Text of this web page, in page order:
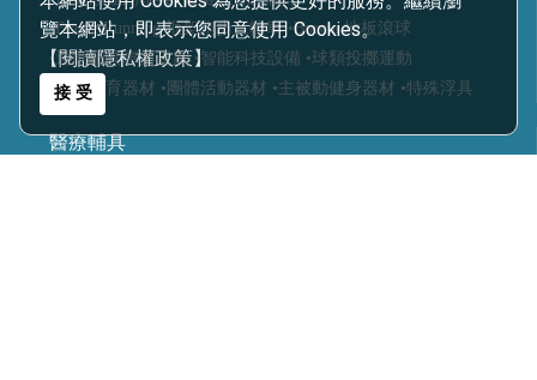
覽本網站，即表示您同意使用 Cookies。
【閱讀隱私權政策】
接 受
•Frame Running 框架跑步三輪車 •Boccia 地板滾球
•運動輔具專案規劃 •智能科技設備 •球類投擲運動
•視障體育器材 •團體活動器材 •主被動健身器材 •特殊浮具
醫療輔具